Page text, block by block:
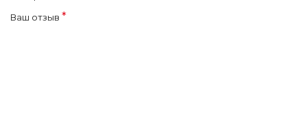
Ваш отзыв *